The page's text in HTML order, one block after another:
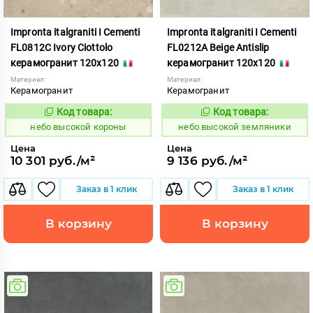
Impronta italgraniti I Cementi
FL0812C Ivory Ciottolo
керамогранит 120x120
Материал:
Керамогранит
1111413
Код товара:
небо высокой короны
Цена
10 301 руб./м²
Заказ в 1 клик
В корзину
Impronta italgraniti I Cementi
FL0212A Beige Antislip
керамогранит 120x120
Материал:
Керамогранит
1111406
Код товара:
небо высокой земляники
Цена
9 136 руб./м²
Заказ в 1 клик
В корзину